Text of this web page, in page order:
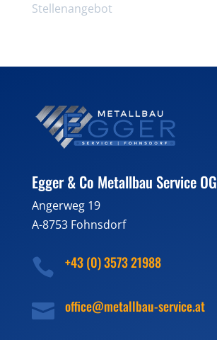
Stellenangebot
Egger & Co Metallbau Service OG
Angerweg 19
A-8753 Fohnsdorf
 +43 (0) 3573 21988
 office@metallbau-service.at